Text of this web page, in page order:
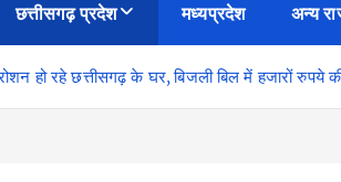
छत्तीसगढ़ प्रदेश मध्यप्रदेश अन्य
हो रहे छत्तीसगढ़ के घर, बिजली बिल में हजारों रुपये